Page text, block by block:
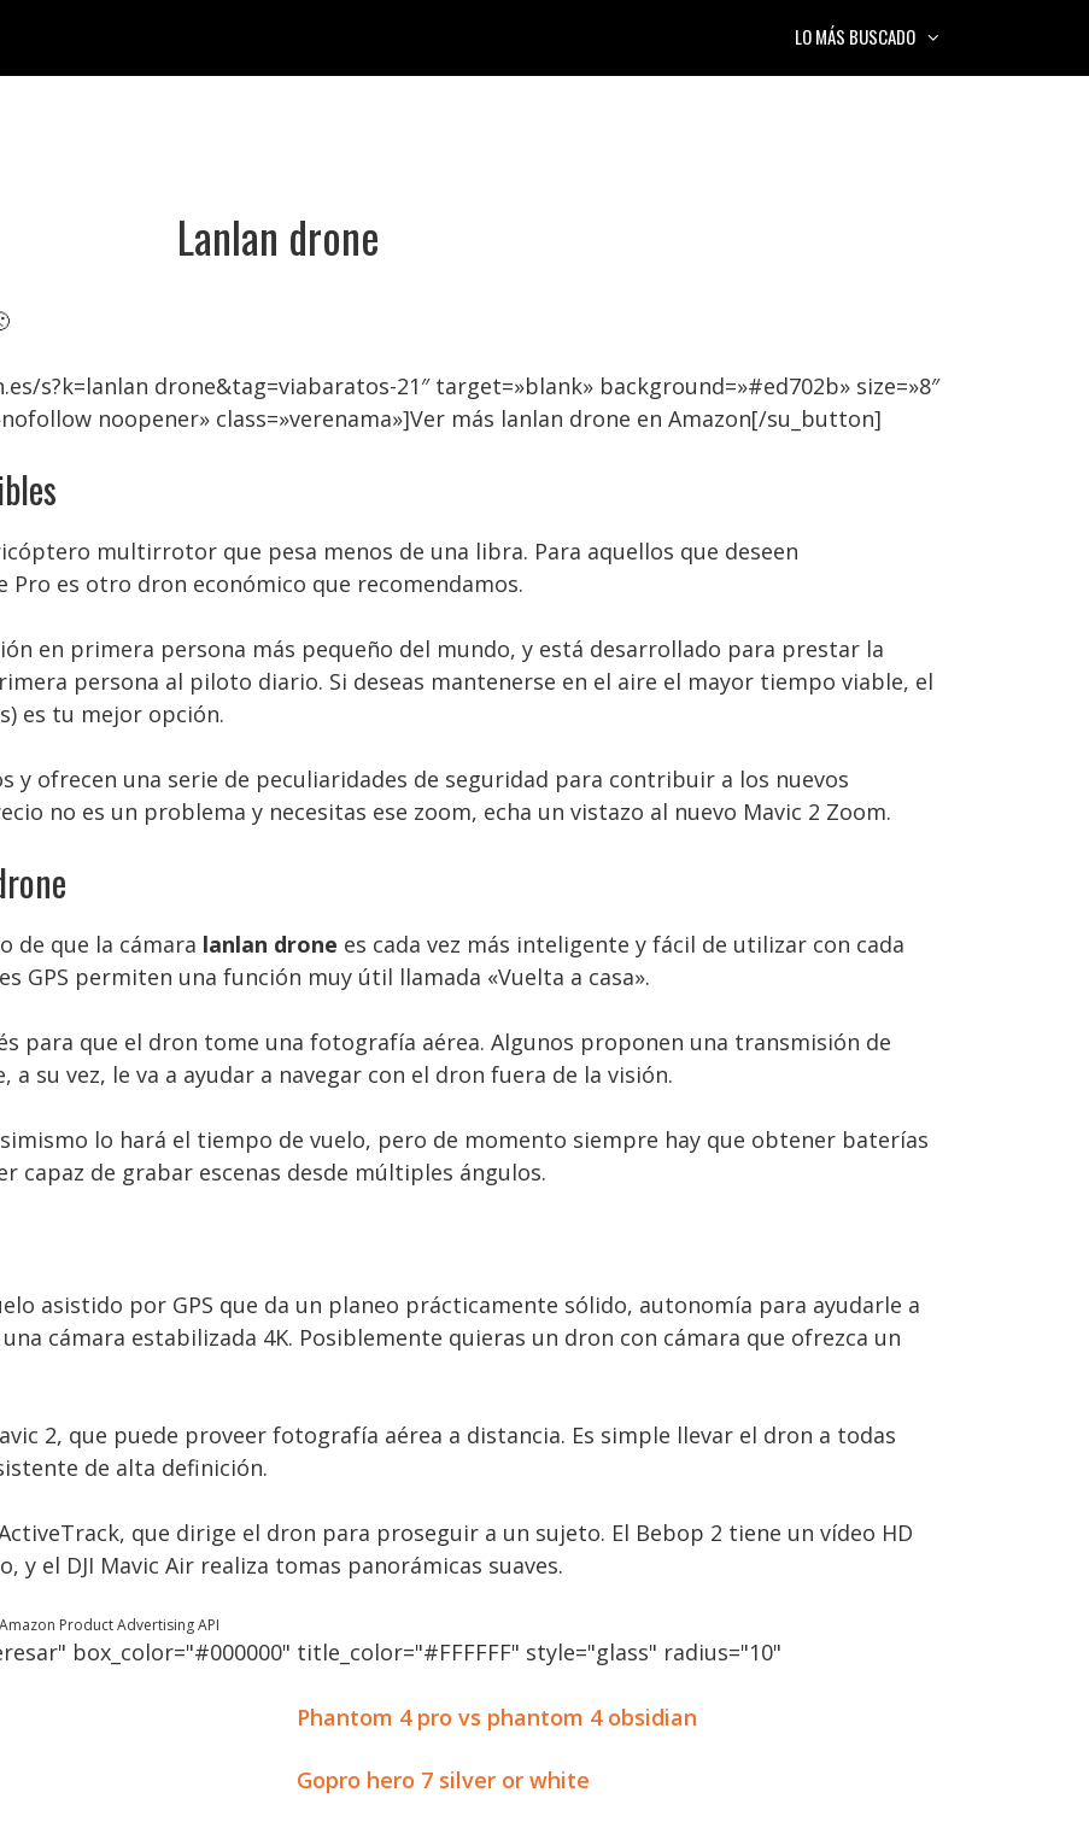
LO MÁS BUSCADO
Lanlan drone
s?k=lanlan drone&tag=viabaratos-21″ target=»blank» background=»#ed702b» size=»8″
noopener» class=»verenama»]Ver más lanlan drone en Amazon[/su_button]
multirrotor que pesa menos de una libra. Para aquellos que deseen
Pro es otro dron económico que recomendamos.
en primera persona más pequeño del mundo, y está desarrollado para prestar la
persona al piloto diario. Si deseas mantenerse en el aire el mayor tiempo viable, el
es tu mejor opción.
y ofrecen una serie de peculiaridades de seguridad para contribuir a los nuevos
no es un problema y necesitas ese zoom, echa un vistazo al nuevo Mavic 2 Zoom.
de que la cámara lanlan drone es cada vez más inteligente y fácil de utilizar con cada
GPS permiten una función muy útil llamada «Vuelta a casa».
para que el dron tome una fotografía aérea. Algunos proponen una transmisión de
su vez, le va a ayudar a navegar con el dron fuera de la visión.
lo hará el tiempo de vuelo, pero de momento siempre hay que obtener baterías
capaz de grabar escenas desde múltiples ángulos.
asistido por GPS que da un planeo prácticamente sólido, autonomía para ayudarle a
cámara estabilizada 4K. Posiblemente quieras un dron con cámara que ofrezca un
2, que puede proveer fotografía aérea a distancia. Es simple llevar el dron a todas
de alta definición.
que dirige el dron para proseguir a un sujeto. El Bebop 2 tiene un vídeo HD
y el DJI Mavic Air realiza tomas panorámicas suaves.
Product Advertising API
box_color="#000000" title_color="#FFFFFF" style="glass" radius="10"
Phantom 4 pro vs phantom 4 obsidian
Gopro hero 7 silver or white